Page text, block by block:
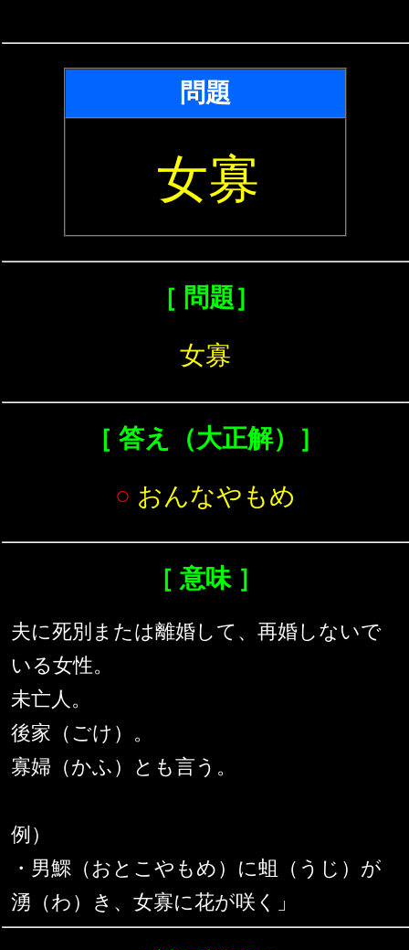
問題
女寡
［ 問題］
女寡
［ 答え（大正解）］
○ おんなやもめ
［ 意味 ］
夫に死別または離婚して、再婚しないで
いる女性。
未亡人。
後家（ごけ）。
寡婦（かふ）とも言う。
例）
・男鰥（おとこやもめ）に蛆（うじ）が
湧（わ）き、女寡に花が咲く」